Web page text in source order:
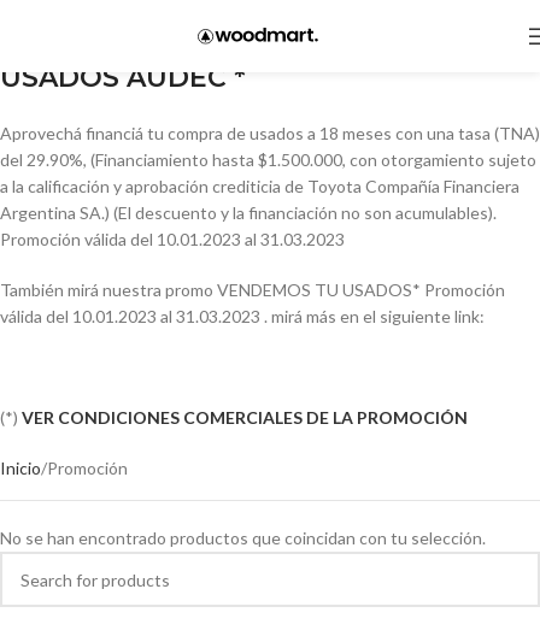
PROMO APERTURA NUEVA PLAYA DE
USADOS AUDEC *
Aprovechá financiá tu compra de usados a 18 meses con una tasa (TNA)
del 29.90%, (Financiamiento hasta $1.500.000, con otorgamiento sujeto
a la calificación y aprobación crediticia de Toyota Compañía Financiera
Argentina SA.) (El descuento y la financiación no son acumulables).
Promoción válida del 10.01.2023 al 31.03.2023
También mirá nuestra promo VENDEMOS TU USADOS* Promoción
válida del 10.01.2023 al 31.03.2023 . mirá más en el siguiente link:
(*) VER CONDICIONES COMERCIALES DE LA PROMOCIÓN
Inicio Promoción
No se han encontrado productos que coincidan con tu selección.